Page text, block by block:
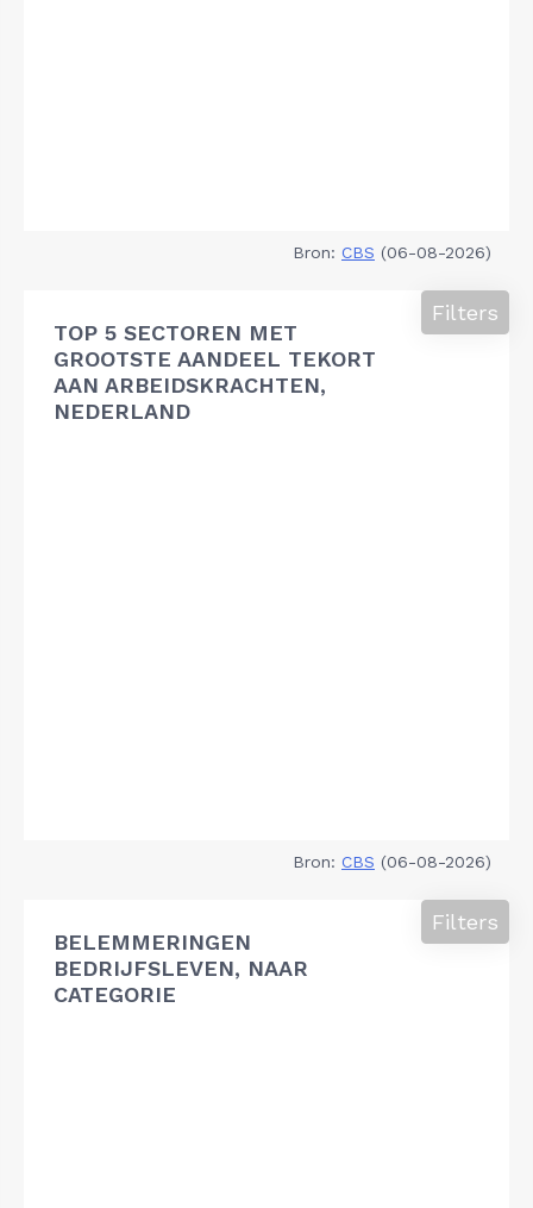
Bron: CBS (06-08-2026)
TOP 5 SECTOREN MET
GROOTSTE AANDEEL TEKORT
AAN ARBEIDSKRACHTEN,
NEDERLAND
Filters
Bron: CBS (06-08-2026)
BELEMMERINGEN
BEDRIJFSLEVEN, NAAR
CATEGORIE
Filters